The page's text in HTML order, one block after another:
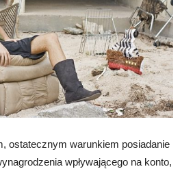
ostatecznym warunkiem posiadanie
wpływającego na konto,